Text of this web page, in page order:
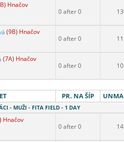
Hnačov
0 after 0
(9B) Hnačov
0 after 0
(7A) Hnačov
0 after 0
PR. NA ŠÍP
- MUŽI - FITA FIELD - 1 DAY
Hnačov
0 after 0